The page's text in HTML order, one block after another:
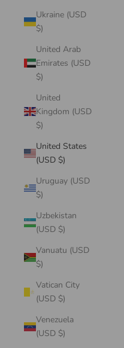
Ukraine (USD
$)
United Arab
Emirates (USD
$)
United
Kingdom (USD
$)
United States
(USD $)
Uruguay (USD
$)
Uzbekistan
(USD $)
Vanuatu (USD
$)
Vatican City
(USD $)
Venezuela
(USD $)